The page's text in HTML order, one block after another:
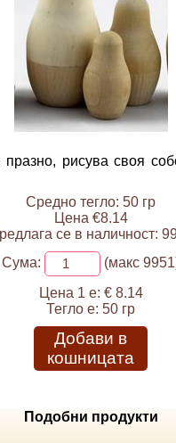
рисува своя
Средно тегло: 50 гр
Цена €8.14
се в наличност:
Сума:
(макс
Цена 1 е: € 8.14
Тегло е: 50 гр
Добави в
кошницата
Подобни продукти